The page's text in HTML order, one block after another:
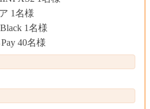
1名様
1名様
40名様